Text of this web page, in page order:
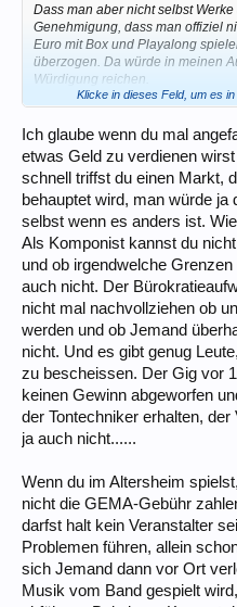
Dass man aber nicht selbst
Genehmigung, dass man offiziel
Euro mit Box und Playalong
überzogen. Da würde in meinen
Würdigung reichen.
Meine Kompositionen darf man
Geld verdient.
Klicke in dieses Feld, um es
Ich glaube wenn du mal
etwas Geld zu verdienen
schnell triffst du einen Markt,
behauptet wird, man würde ja
selbst wenn es anders ist.
Als Komponist kannst du
und ob irgendwelche
auch nicht. Der
nicht mal nachvollziehen ob
werden und ob Jemand
nicht. Und es gibt genug
zu bescheissen. Der Gig vor
keinen Gewinn abgeworfen
der Tontechniker erhalten,
ja auch nicht......
Wenn du im Altersheim
nicht die GEMA-Gebühr
darfst halt kein Veranstalter
Problemen führen, allein
sich Jemand dann vor Ort
Musik vom Band gespielt